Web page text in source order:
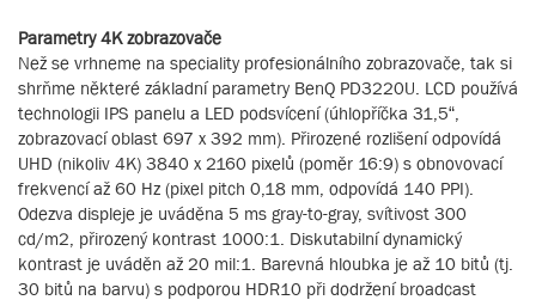
Parametry 4K zobrazovače
Než se vrhneme na speciality profesionálního zobrazovače, tak si
shrňme některé základní parametry BenQ PD3220U. LCD používá
technologii IPS panelu a LED podsvícení (úhlopříčka 31,5“,
zobrazovací oblast 697 x 392 mm). Přirozené rozlišení odpovídá
UHD (nikoliv 4K) 3840 x 2160 pixelů (poměr 16:9) s obnovovací
frekvencí až 60 Hz (pixel pitch 0,18 mm, odpovídá 140 PPI).
Odezva displeje je uváděna 5 ms gray-to-gray, svítivost 300
cd/m2, přirozený kontrast 1000:1. Diskutabilní dynamický
kontrast je uváděn až 20 mil:1. Barevná hloubka je až 10 bitů (tj.
30 bitů na barvu) s podporou HDR10 při dodržení broadcast